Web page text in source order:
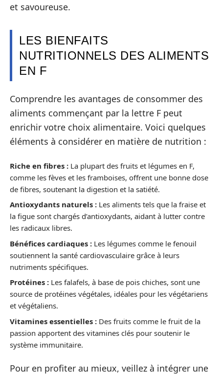
et savoureuse.
LES BIENFAITS
NUTRITIONNELS DES ALIMENTS
EN F
Comprendre les avantages de consommer des
aliments commençant par la lettre F peut
enrichir votre choix alimentaire. Voici quelques
éléments à considérer en matière de nutrition :
Riche en fibres : La plupart des fruits et légumes en F,
comme les fèves et les framboises, offrent une bonne dose
de fibres, soutenant la digestion et la satiété.
Antioxydants naturels : Les aliments tels que la fraise et
la figue sont chargés d’antioxydants, aidant à lutter contre
les radicaux libres.
Bénéfices cardiaques : Les légumes comme le fenouil
soutiennent la santé cardiovasculaire grâce à leurs
nutriments spécifiques.
Protéines : Les falafels, à base de pois chiches, sont une
source de protéines végétales, idéales pour les végétariens
et végétaliens.
Vitamines essentielles : Des fruits comme le fruit de la
passion apportent des vitamines clés pour soutenir le
système immunitaire.
Pour en profiter au mieux, veillez à intégrer une